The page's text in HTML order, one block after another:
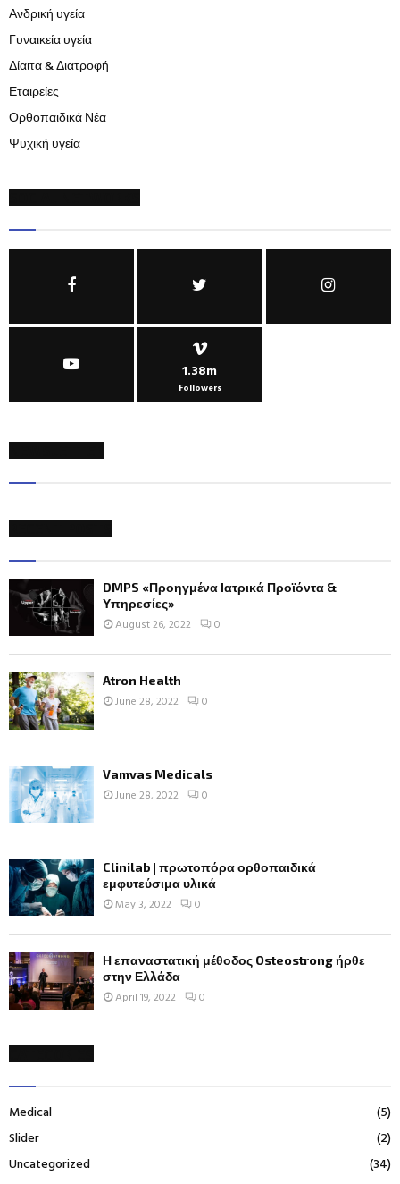
Ανδρική υγεία
Γυναικεία υγεία
Δίαιτα & Διατροφή
Εταιρείες
Ορθοπαιδικά Νέα
Ψυχική υγεία
1.38m
Followers
DMPS «Προηγμένα Ιατρικά Προϊόντα &
Υπηρεσίες»
August 26, 2022 0
Atron Health
June 28, 2022 0
Vamvas Medicals
June 28, 2022 0
Clinilab | πρωτοπόρα ορθοπαιδικά
εμφυτεύσιμα υλικά
May 3, 2022 0
Η επαναστατική μέθοδος Osteostrong ήρθε
στην Ελλάδα
April 19, 2022 0
Medical
(5)
Slider
(2)
Uncategorized
(34)